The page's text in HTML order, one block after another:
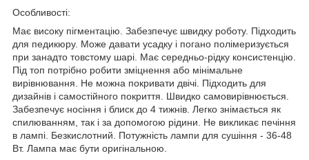
Особливості:
Має високу пігментацію. Забезпечує швидку роботу. Підходить
для педикюру. Може давати усадку і погано полімеризується
при занадто товстому шарі. Має середньо-рідку консистенцію.
Під топ потрібно робити зміцнення або мінімальне
вирівнювання. Не можна покривати двічі. Підходить для
дизайнів і самостійного покриття. Швидко самовирівнюється.
Забезпечує носіння і блиск до 4 тижнів. Легко знімається як
спилюванням, так і за допомогою рідини. Не викликає печіння
в лампі. Безкислотний. Потужність лампи для сушіння - 36-48
Вт. Лампа має бути оригінальною.